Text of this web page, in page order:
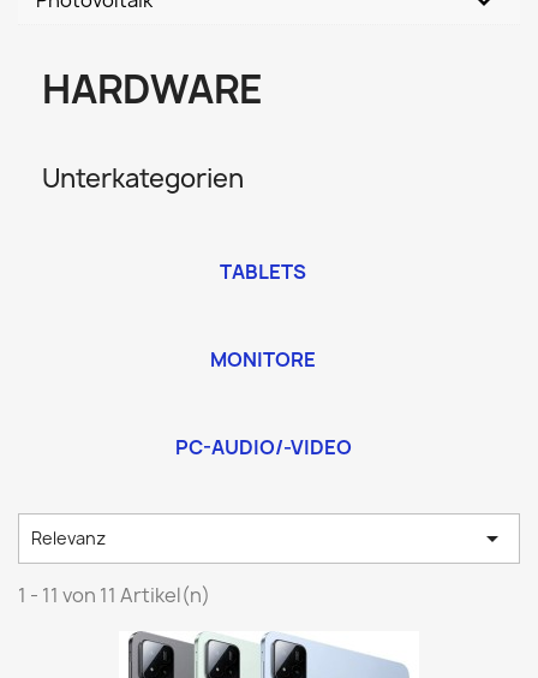
HARDWARE
Unterkategorien
TABLETS
MONITORE
PC-AUDIO/-VIDEO
Relevanz 
1 - 11 von 11 Artikel(n)